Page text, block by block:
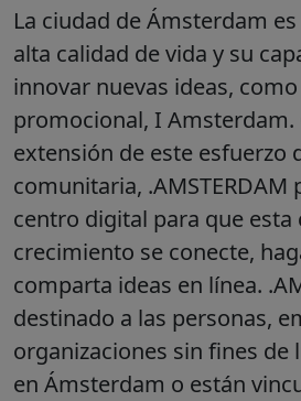
La ciudad de Ámsterdam
alta calidad de vida y su
innovar nuevas ideas,
promocional, I Amsterdam.
extensión de este esfuerzo
comunitaria,
centro digital para que esta
crecimiento se conecte,
comparta ideas en línea.
destinado a las personas,
organizaciones sin fines de
en Ámsterdam o están